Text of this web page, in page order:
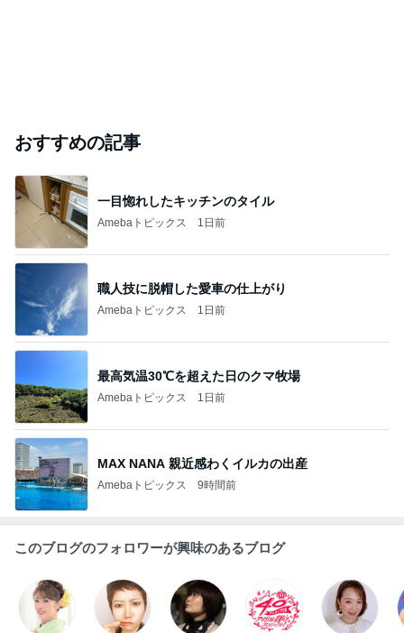
おすすめの記事
一目惚れしたキッチンのタイル
Amebaトピックス 1日前
職人技に脱帽した愛車の仕上がり
Amebaトピックス 1日前
最高気温30℃を超えた日のクマ牧場
Amebaトピックス 1日前
MAX NANA 親近感わくイルカの出産
Amebaトピックス 9時間前
このブログのフォロワーが興味のあるブログ